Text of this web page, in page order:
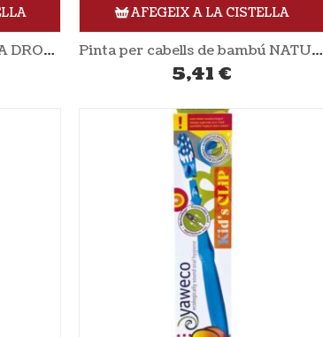
Percarbonat de sodi 1Kg LA DROGUERIE ECOLOGIQUE
AFEGEIX A LA CISTELLA
Pinta per cabells de bambú NATURA BIO COSMETICS
5,41 €